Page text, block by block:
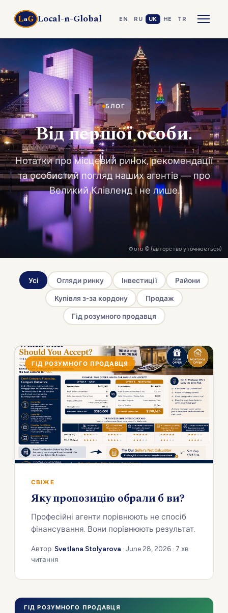
LnG Local-n-Global EN RU UK HE TR
БЛОГ
Від першої особи.
Нотатки про місцевий ринок, рекомендації
та особистий погляд наших агентів — про
Великий Клівленд і не лише.
Фото © (авторство уточнюється)
Усі Огляди ринку Інвестиції Райони
Купівля з-за кордону Продаж
Гід розумного продавця
ГІД РОЗУМНОГО ПРОДАВЦЯ
СВІЖЕ
Яку пропозицію обрали б ви?
Професійні агенти порівнюють не спосіб
фінансування. Вони порівнюють результат.
Автор: Svetlana Stolyarova · June 28, 2026 · 7 хв
читання
ГІД РОЗУМНОГО ПРОДАВЦЯ